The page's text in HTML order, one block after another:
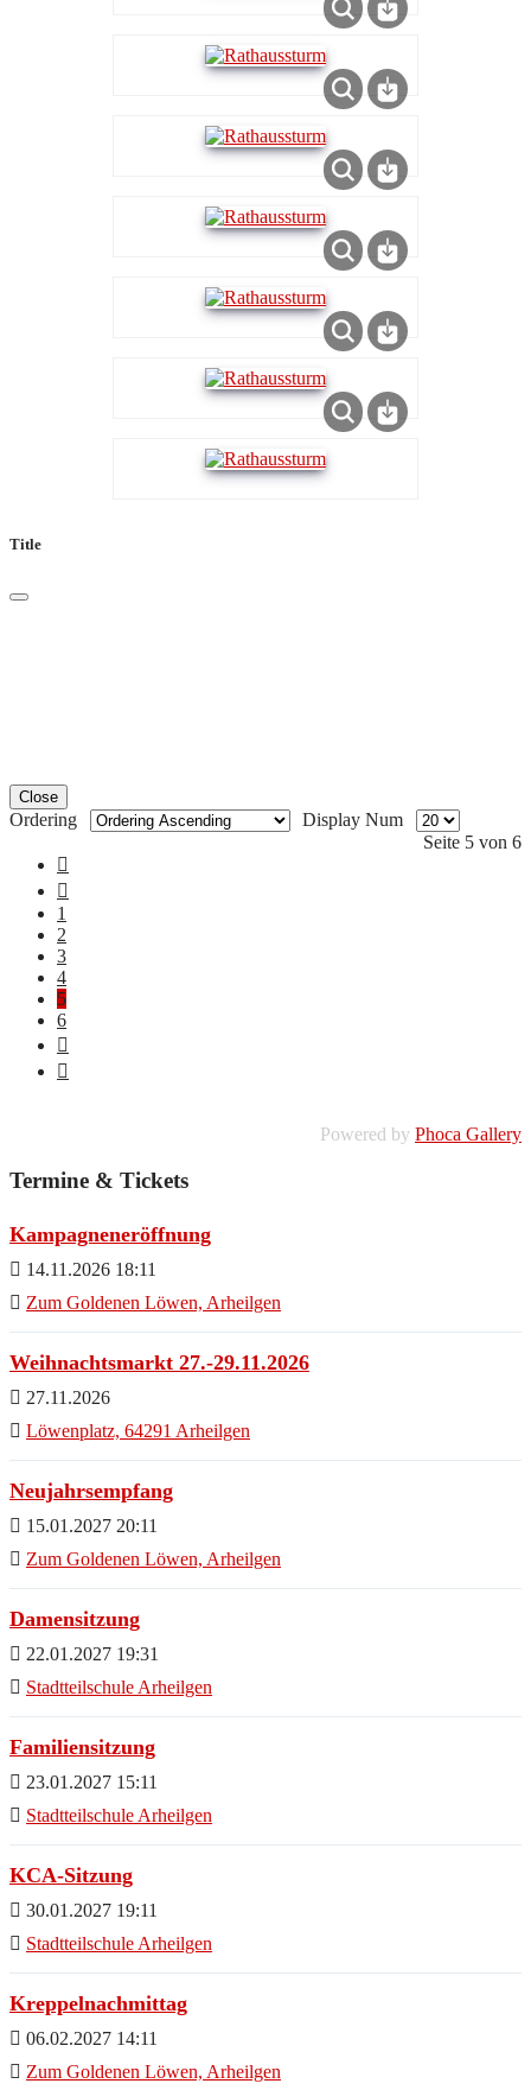
Title
Close
Ordering
Display Num
Seite 5 von 6
1
2
3
4
5
6
Powered by Phoca Gallery
Termine & Tickets
Kampagneneröffnung
14.11.2026 18:11
Zum Goldenen Löwen, Arheilgen
Weihnachtsmarkt 27.-29.11.2026
27.11.2026
Löwenplatz, 64291 Arheilgen
Neujahrsempfang
15.01.2027 20:11
Zum Goldenen Löwen, Arheilgen
Damensitzung
22.01.2027 19:31
Stadtteilschule Arheilgen
Familiensitzung
23.01.2027 15:11
Stadtteilschule Arheilgen
KCA-Sitzung
30.01.2027 19:11
Stadtteilschule Arheilgen
Kreppelnachmittag
06.02.2027 14:11
Zum Goldenen Löwen, Arheilgen